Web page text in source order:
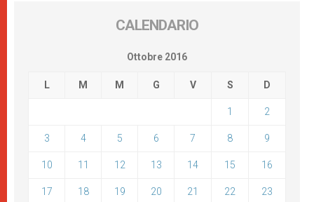
CALENDARIO
Ottobre 2016
L M M G V S D
1 2
3 4 5 6 7 8 9
10 11 12 13 14 15 16
17 18 19 20 21 22 23